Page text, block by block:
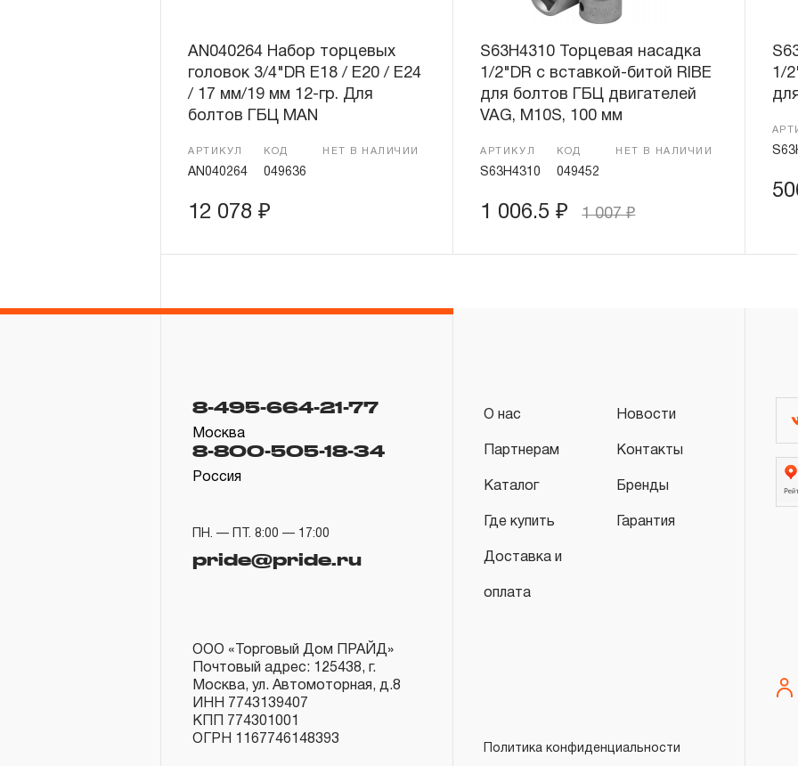
AN040264 Набор торцевых
головок 3/4"DR E18 / E20 / E24
/ 17 мм/19 мм 12-гр. Для
болтов ГБЦ MAN
АРТИКУЛ
AN040264
КОД
049636
НЕТ В НАЛИЧИИ
12 078 ₽
S63H4310 Торцевая насадка
1/2"DR с вставкой-битой RIBE
для болтов ГБЦ двигателей
VAG, М10S, 100 мм
АРТИКУЛ
S63H4310
КОД
049452
НЕТ В НАЛИЧИИ
1 006.5₽ 1 007₽
1/
8-495-664-21-77
Москва
8-800-505-18-34
Россия
ПН. — ПТ. 8:00 — 17:00
pride@pride.ru
ООО «Торговый Дом ПРАЙД»
Почтовый адрес: 125438, г.
Москва, ул. Автомоторная, д.8
ИНН 7743139407
КПП 774301001
ОГРН 1167746148393
О нас Новости
Партнерам Контакты
Каталог Бренды
Где купить Гарантия
Доставка и
оплата
Политика конфиденциальности